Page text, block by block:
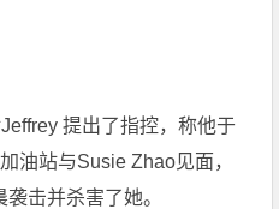
提出了指控，称他于
油站与Susie Zhao见面，
击并杀害了她。